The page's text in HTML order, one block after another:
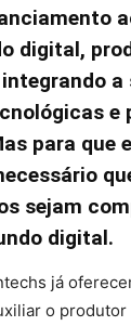
digital,
a
e
para que
sejam
digital.
já
o